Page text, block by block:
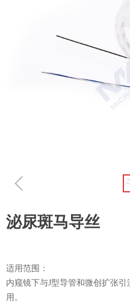
泌尿斑马导丝
ꁆ
适用范围：
内窥镜下与J型导管和微创扩张
用。